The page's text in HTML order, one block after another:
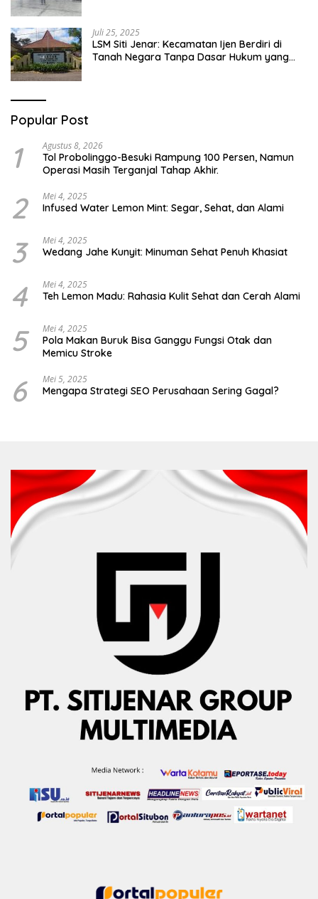
Juli 25, 2025
LSM Siti Jenar: Kecamatan Ijen Berdiri di
Tanah Negara Tanpa Dasar Hukum yang
Popular Post
1 Agustus 8, 2026
Tol Probolinggo-Besuki Rampung 100 Persen, Namun
Operasi Masih Terganjal Tahap Akhir.
2 Mei 4, 2025
Infused Water Lemon Mint: Segar, Sehat, dan Alami
3 Mei 4, 2025
Wedang Jahe Kunyit: Minuman Sehat Penuh Khasiat
4 Mei 4, 2025
Teh Lemon Madu: Rahasia Kulit Sehat dan Cerah Alami
5 Mei 4, 2025
Pola Makan Buruk Bisa Ganggu Fungsi Otak dan
Memicu Stroke
6 Mei 5, 2025
Mengapa Strategi SEO Perusahaan Sering Gagal?